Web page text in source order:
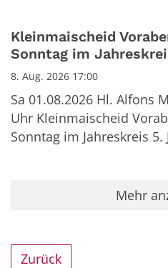
Kleinmaischeid
Sonntag im
8. Aug. 2026 17:00
Sa 01.08.2026 Hl. Alfons
Uhr Kleinmaischeid
Sonntag im Jahreskreis 5.
Mehr
Zurück